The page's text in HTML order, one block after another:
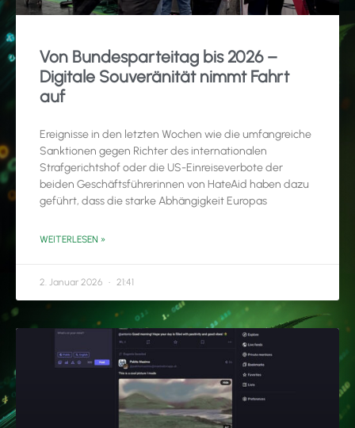
Von Bundesparteitag bis 2026 –
Digitale Souveränität nimmt Fahrt
auf
Ereignisse in den letzten Wochen wie die umfangreiche
Sanktionen gegen Richter des internationalen
Strafgerichtshof oder die US-Einreiseverbote der
beiden Geschäftsführerinnen von HateAid haben dazu
geführt, dass die starke Abhängigkeit Europas
WEITERLESEN »
2. Januar 2026 21:41